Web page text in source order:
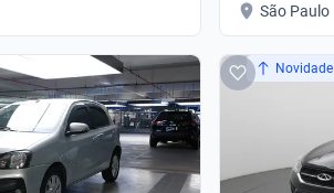
São Paulo
Novidade